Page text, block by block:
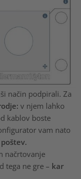
način podpirali. Za
v njem lahko
kablov boste
vam nato
načrtovanje
tega ne gre – kar